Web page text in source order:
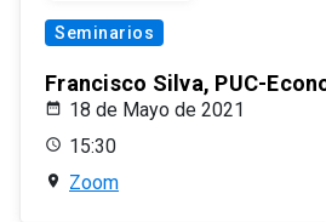
Seminarios
Francisco Silva, PUC-
18 de Mayo de 2021
15:30
Zoom